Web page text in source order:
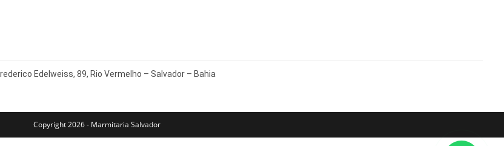
Edelweiss, 89, Rio Vermelho – Salvador – Bahia
Copyright 2026 - Marmitaria Salvador